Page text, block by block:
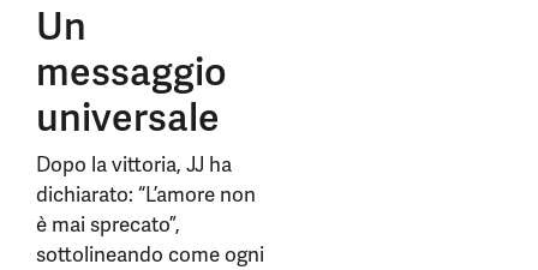
Un
messaggio
universale
Dopo la vittoria, JJ ha
dichiarato: “L’amore non
è mai sprecato”,
sottolineando come ogni